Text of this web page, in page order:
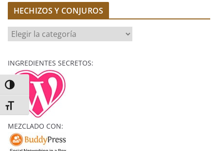
Alternar alto contraste
Alternar tamaño de letra
c
a
r
HECHIZOS Y CONJUROS
H
I
Z
O
S
Y
C
INGREDIENTES SECRETOS:
MEZCLADO CON: